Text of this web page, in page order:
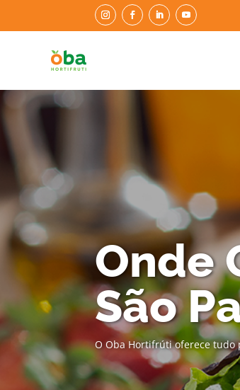
Onde
São
O Oba Hortifrúti oferece tudo